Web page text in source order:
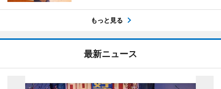
もっと見る
最新ニュース